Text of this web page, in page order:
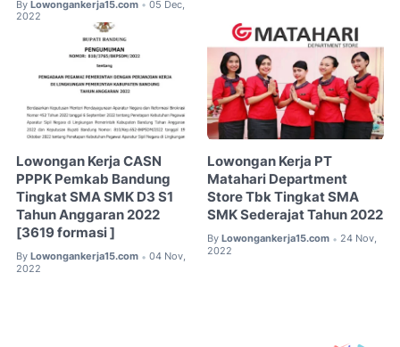
By Lowongankerja15.com • 05 Dec,
2022
Lowongan Kerja CASN
PPPK Pemkab Bandung
Tingkat SMA SMK D3 S1
Tahun Anggaran 2022
[3619 formasi ]
By Lowongankerja15.com • 04 Nov,
2022
Lowongan Kerja PT
Matahari Department
Store Tbk Tingkat SMA
SMK Sederajat Tahun 2022
By Lowongankerja15.com • 24 Nov,
2022